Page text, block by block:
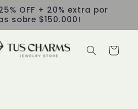
OFF + 20% extra por
sobre $150.000!
Carrito